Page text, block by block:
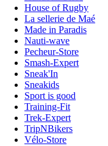
House of Rugby
La sellerie de Maé
Made in Paradis
Nauti-wave
Pecheur-Store
Smash-Expert
Sneak'In
Sneakids
Sport is good
Training-Fit
Trek-Expert
TripNBikers
Vélo-Store